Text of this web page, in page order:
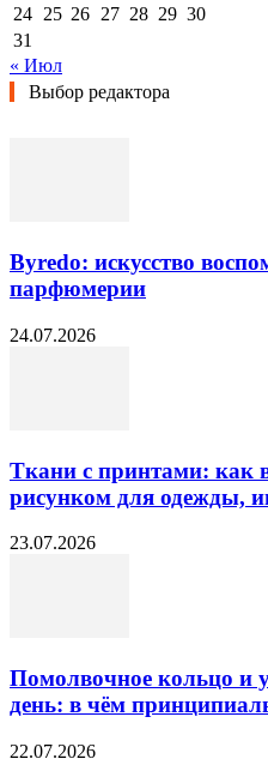
24 25 26 27 28 29 30
31
« Июл
Выбор редактора
Byredo: искусство
парфюмерии
24.07.2026
Ткани с принтами: как
рисунком для одежды,
23.07.2026
Помолвочное кольцо и
день: в чём
22.07.2026